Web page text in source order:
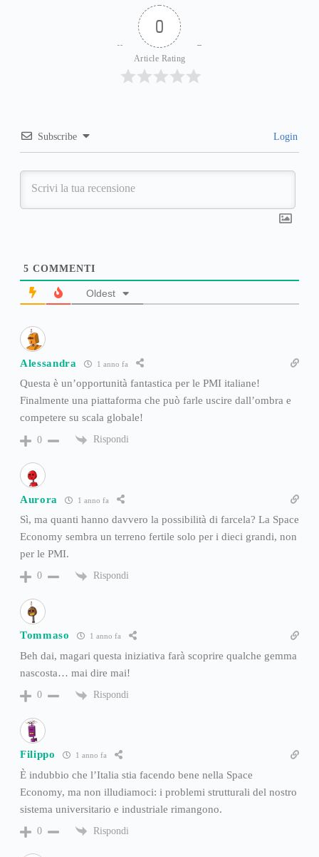
0
Article Rating
Subscribe Login
5 COMMENTI
Oldest
Alessandra 1 anno fa
Questa è un’opportunità fantastica per le PMI italiane!
Finalmente una piattaforma che può farle uscire dall’ombra e
competere su scala globale!
0 Rispondi
Aurora 1 anno fa
Sì, ma quanti hanno davvero la possibilità di farcela? La Space
Economy sembra un terreno fertile solo per i dieci grandi, non
per le PMI.
0 Rispondi
Tommaso 1 anno fa
Beh dai, magari questa iniziativa farà scoprire qualche gemma
nascosta… mai dire mai!
0 Rispondi
Filippo 1 anno fa
È indubbio che l’Italia stia facendo bene nella Space
Economy, ma non illudiamoci: i problemi strutturali del nostro
sistema universitario e industriale rimangono.
0 Rispondi